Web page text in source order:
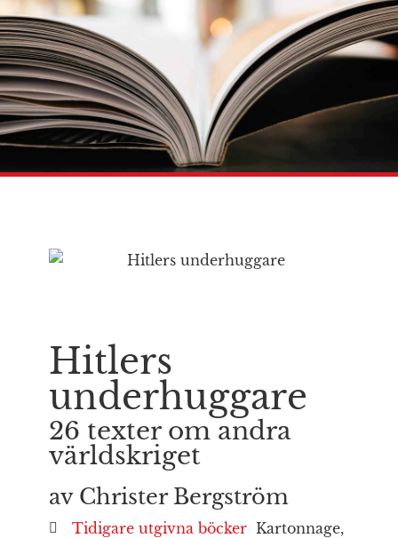
Hitlers
underhuggare
26 texter om andra
världskriget
av Christer Bergström
Tidigare utgivna böcker Kartonnage,